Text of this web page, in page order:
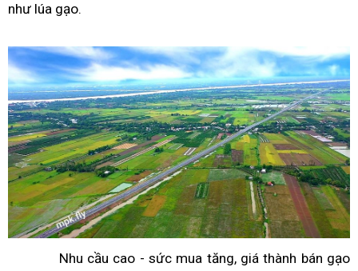
như lúa gạo.
Nhu cầu cao - sức mua tăng, giá thành bán gạo